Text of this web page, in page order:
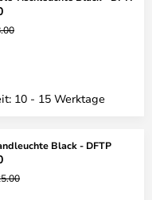
10 - 15 Werktage
Black - DFTP